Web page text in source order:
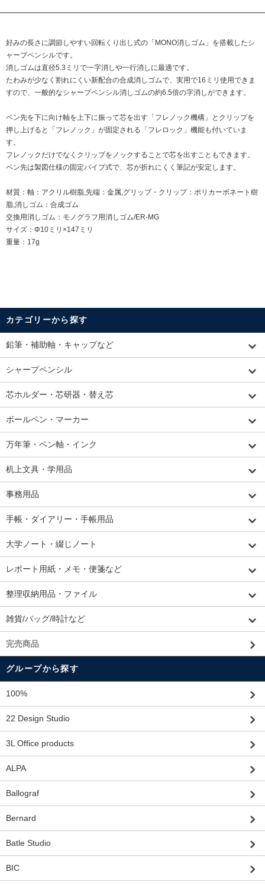
好みの長さに調節しやすい回転くり出し式の「MONO消しゴム」を搭載したシ
ャープペンシルです。
消しゴムは直径5.3ミリで一字消しや一行消しに最適です。
たわみが少なく割れにくい新配合の合成消しゴムで、実用で16ミリ使用できま
すので、一般的なシャープペンシル消しゴムの約6.5倍の字消しができます。
ペン先を下に向け軸を上下に振って芯を出す「フレノック機構」とクリップを
押し上げると「フレノック」が固定される「フレロック」機能も付いていま
す。
フレノックだけでなくクリップをノックすることで芯を出すこともできます。
ペン先は製図仕様の固定パイプ式で、芯が折れにくく筆記が安定します。
材質：軸：アクリル樹脂,先端：金属,グリップ・クリップ：ポリカーボネート樹
脂,消しゴム：合成ゴム
交換用消しゴム： モノグラフ用消しゴム/ER-MG
サイズ：Φ10ミリ×147ミリ
重量：17g
カテゴリーから探す
鉛筆・補助軸・キャップなど
シャープペンシル
芯ホルダー・芯研器・替え芯
ボールペン・マーカー
万年筆・ペン軸・インク
机上文具・学用品
事務用品
手帳・ダイアリー・手帳用品
大学ノート・綴じノート
レポート用紙・メモ・便箋など
整理収納用品・ファイル
雑貨/バッグ/時計など
完売商品
グループから探す
100%
22 Design Studio
3L Office products
ALPA
Ballograf
Bernard
Batle Studio
BIC